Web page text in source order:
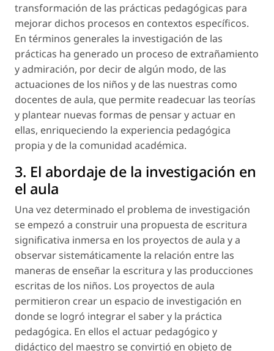
transformación de las prácticas pedagógicas para
mejorar dichos procesos en contextos específicos.
En términos generales la investigación de las
prácticas ha generado un proceso de extrañamiento
y admiración, por decir de algún modo, de las
actuaciones de los niños y de las nuestras como
docentes de aula, que permite readecuar las teorías
y plantear nuevas formas de pensar y actuar en
ellas, enriqueciendo la experiencia pedagógica
propia y de la comunidad académica.
3. El abordaje de la investigación en
el aula
Una vez determinado el problema de investigación
se empezó a construir una propuesta de escritura
significativa inmersa en los proyectos de aula y a
observar sistemáticamente la relación entre las
maneras de enseñar la escritura y las producciones
escritas de los niños. Los proyectos de aula
permitieron crear un espacio de investigación en
donde se logró integrar el saber y la práctica
pedagógica. En ellos el actuar pedagógico y
didáctico del maestro se convirtió en objeto de